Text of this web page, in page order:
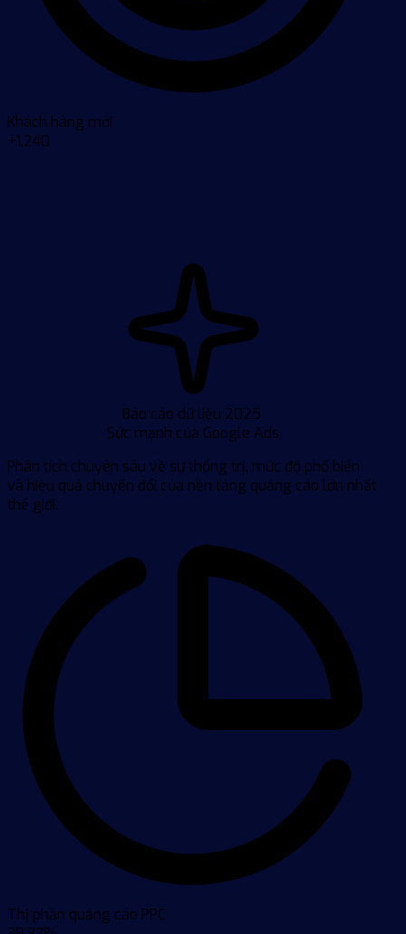
Khách hàng mới
+1,240
2025
Báo cáo dữ liệu 2025
Sức mạnh của Google Ads
Phân tích chuyên sâu về sự thống trị, mức độ phổ biến
và hiệu quả chuyển đổi của nền tảng quảng cáo lớn nhất
thế giới.
Thị phần quảng cáo PPC